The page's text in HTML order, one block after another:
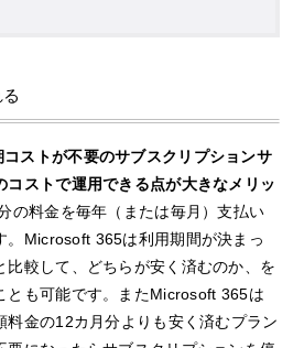
ストが不要のサブスクリプションサ
コストで運用できる点が大きなメリッ
の料金を毎年（または毎月）支払い
。Microsoft 365は利用期間が決まっ
比較して、どちらが安く済むのか、を
とも可能です。またMicrosoft 365は
料金の12カ月分よりも安く済むプラン